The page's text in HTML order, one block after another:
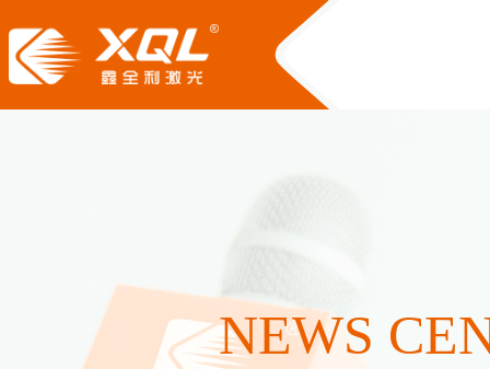
NEWS